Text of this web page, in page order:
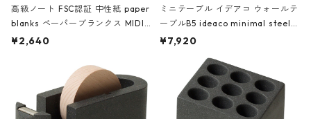
高級ノート FSC認証 中性紙 paper
blanks ペーパーブランクス MIDI
ハードカバー 罫線 ヴァン・ゴッホ
¥2,640
ミニテーブル イデアコ ウォールテ
ーブルB5 ideaco minimal steel f
urniture WALL Table B5 ネイビー
¥7,920